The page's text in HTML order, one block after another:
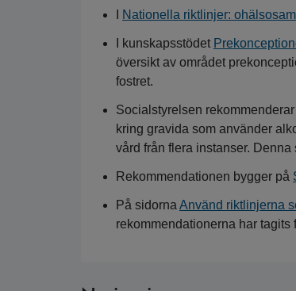
Nationella riktlinjer:
I kunskapsstödet
översikt av området
fostret.
Socialstyrelsen
kring gravida som använder
vård från flera instanser.
Rekommendationen bygger på
På sidorna Använd riktlinjerna
rekommendationerna har tagits